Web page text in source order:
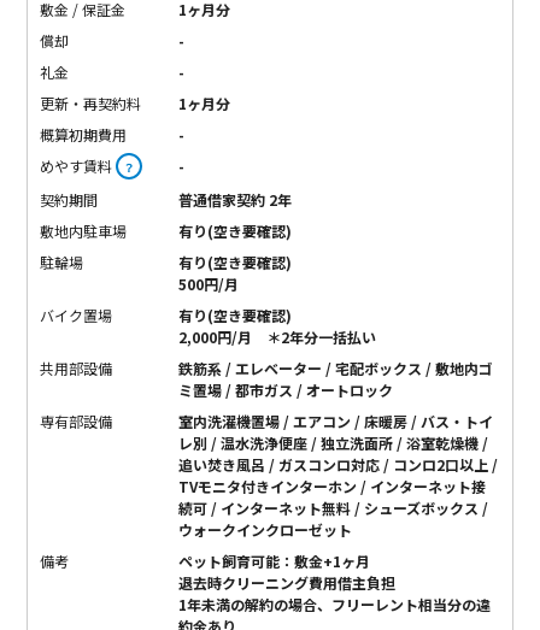
敷金 / 保証金
1ヶ月分
償却
-
礼金
-
更新・再契約料
1ヶ月分
概算初期費用
-
めやす賃料 ？
-
契約期間
普通借家契約 2年
敷地内駐車場
有り(空き要確認)
駐輪場
有り(空き要確認)
500円/月
バイク置場
有り(空き要確認)
2,000円/月 ＊2年分一括払い
共用部設備
鉄筋系 / エレベーター / 宅配ボックス / 敷地内ゴ
ミ置場 / 都市ガス / オートロック
専有部設備
室内洗濯機置場 / エアコン / 床暖房 / バス・トイ
レ別 / 温水洗浄便座 / 独立洗面所 / 浴室乾燥機 /
追い焚き風呂 / ガスコンロ対応 / コンロ2口以上 /
TVモニタ付きインターホン / インターネット接
続可 / インターネット無料 / シューズボックス /
ウォークインクローゼット
備考
ペット飼育可能：敷金+1ヶ月
退去時クリーニング費用借主負担
1年未満の解約の場合、フリーレント相当分の違